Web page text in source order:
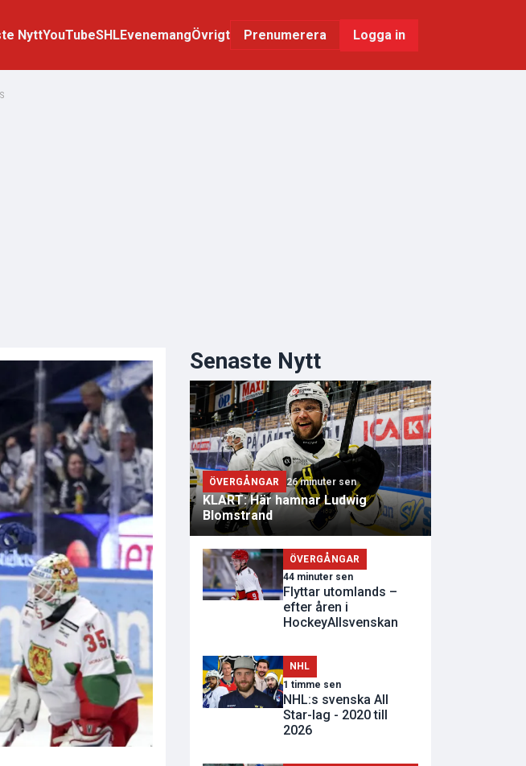
NyttYouTubeSHLEvenemangÖvrigt Prenumerera Logga in
Senaste Nytt
ÖVERGÅNGAR 26 minuter sen
KLART: Här hamnar Ludwig
Blomstrand
ÖVERGÅNGAR
44 minuter sen
Flyttar utomlands –
efter åren i
HockeyAllsvenskan
NHL
1 timme sen
NHL:s svenska All
Star-lag - 2020 till
2026